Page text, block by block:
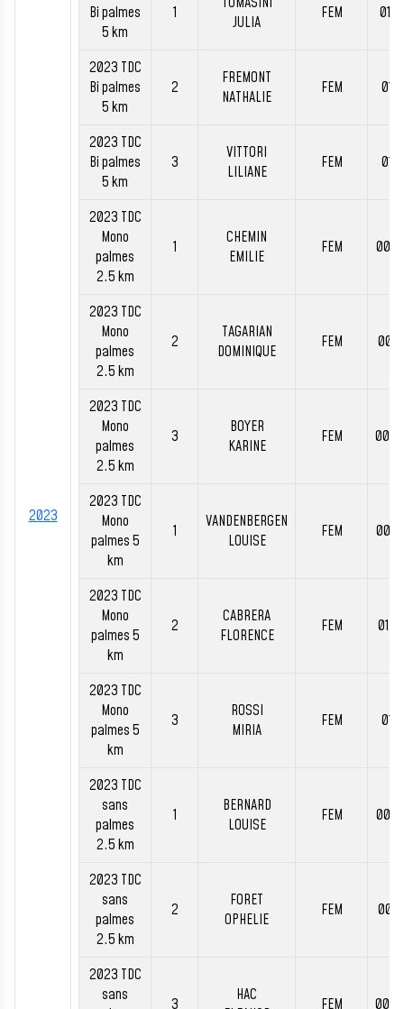
2023
Bi palmes
5 km
1
JULIA
FEM
2023 TDC
Bi palmes
5 km
2
FREMONT
NATHALIE
FEM
2023 TDC
Bi palmes
5 km
3
VITTORI
LILIANE
FEM
2023 TDC
Mono
palmes
2.5 km
1
CHEMIN
EMILIE
FEM
2023 TDC
Mono
palmes
2.5 km
2
TAGARIAN
DOMINIQUE
FEM
2023 TDC
Mono
palmes
2.5 km
3
BOYER
KARINE
FEM
2023 TDC
Mono
palmes 5
km
1
VANDENBERGEN
LOUISE
FEM
2023 TDC
Mono
palmes 5
km
2
CABRERA
FLORENCE
FEM
2023 TDC
Mono
palmes 5
km
3
ROSSI
MIRIA
FEM
2023 TDC
sans
palmes
2.5 km
1
BERNARD
LOUISE
FEM
2023 TDC
sans
palmes
2.5 km
2
FORET
OPHELIE
FEM
2023 TDC
sans
3
HAC
FEM